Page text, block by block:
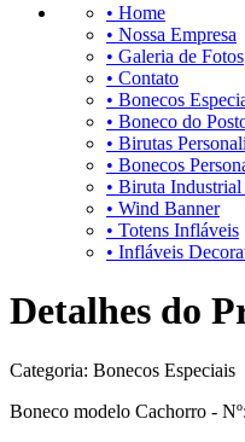
• Home
• Nossa Empresa
• Galeria de Fotos
• Contato
• Bonecos
• Boneco do
• Birutas
• Bonecos
• Biruta
• Wind Banner
• Totens Infláveis
• Infláveis
Detalhes do
Categoria: Bonecos Especiais
Boneco modelo Cachorro -